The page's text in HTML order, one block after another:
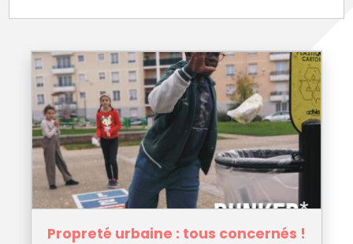
Propreté urbaine : tous concernés !